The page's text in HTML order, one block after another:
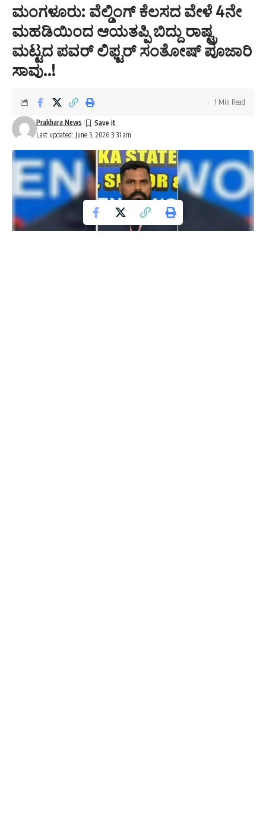
ಮಂಗಳೂರು: ವೆಲ್ಡಿಂಗ್ ಕೆಲಸದ ವೇಳೆ 4ನೇ
ಮಹಡಿಯಿಂದ ಆಯತಪ್ಪಿ ಬಿದ್ದು ರಾಷ್ಟ್ರ
ಮಟ್ಟದ ಪವರ್ ಲಿಫ್ಟರ್ ಸಂತೋಷ್ ಪೂಜಾರಿ
ಸಾವು..!
Last updated: June 5, 2026 3:31 am
Prakhara News
1 Min Read